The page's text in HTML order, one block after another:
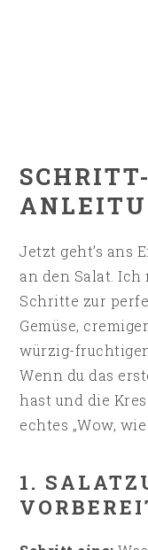
Jetzt geht’s ans
an den Salat.
Schritte zur
Gemüse,
würzig-
Wenn du das
hast und die
echtes „Wow,
1.